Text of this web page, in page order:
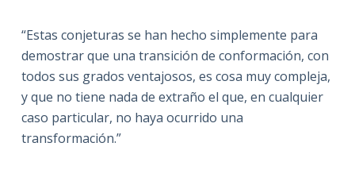
“Estas conjeturas se han hecho simplemente para
demostrar que una transición de conformación, con
todos sus grados ventajosos, es cosa muy compleja,
y que no tiene nada de extraño el que, en cualquier
caso particular, no haya ocurrido una
transformación.”